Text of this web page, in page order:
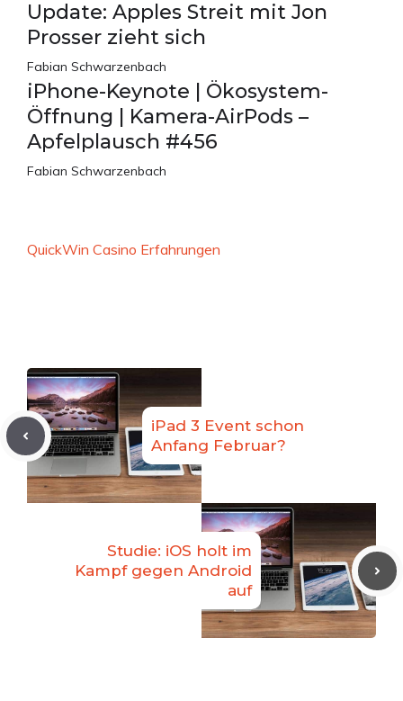
Update: Apples Streit mit Jon
Prosser zieht sich
Fabian Schwarzenbach
iPhone-Keynote | Ökosystem-
Öffnung | Kamera-AirPods –
Apfelplausch #456
Fabian Schwarzenbach
QuickWin Casino Erfahrungen
iPad 3 Event schon
Anfang Februar?
Studie: iOS holt im
Kampf gegen Android
auf